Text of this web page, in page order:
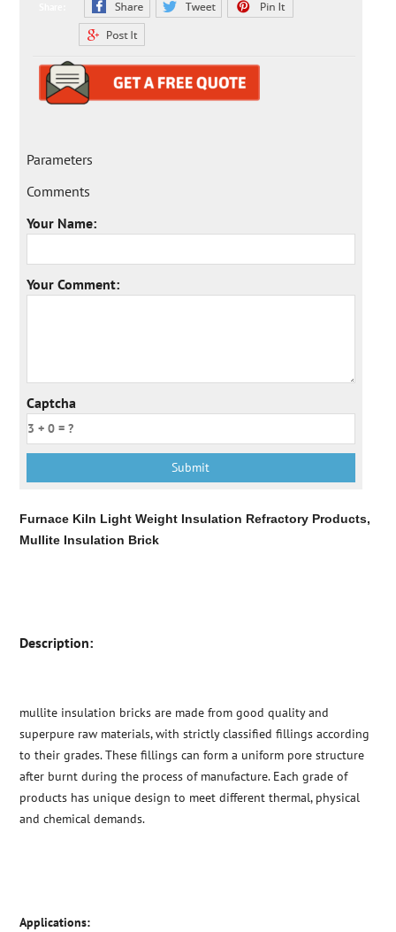
Parameters
Comments
Your Name:
Your Comment:
Captcha
Furnace Kiln Light Weight Insulation Refractory Products,
Mullite Insulation Brick
Description:
mullite insulation bricks are made from good quality and
superpure raw materials, with strictly classified fillings according
to their grades. These fillings can form a uniform pore structure
after burnt during the process of manufacture. Each grade of
products has unique design to meet different thermal, physical
and chemical demands.
Applications: